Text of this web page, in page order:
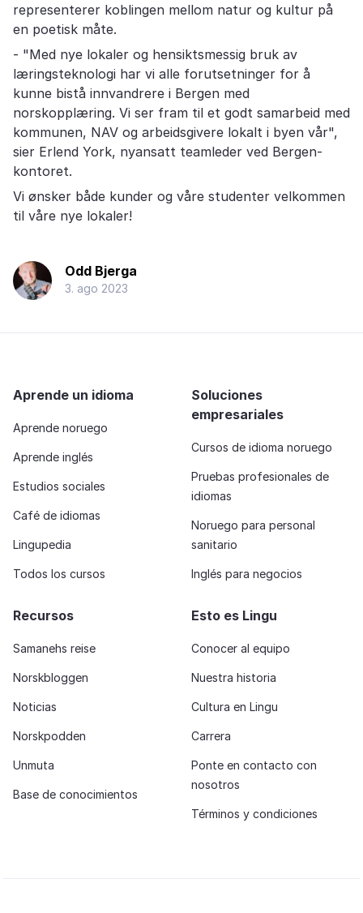
representerer koblingen mellom natur og kultur på
en poetisk måte.
- "Med nye lokaler og hensiktsmessig bruk av
læringsteknologi har vi alle forutsetninger for å
kunne bistå innvandrere i Bergen med
norskopplæring. Vi ser fram til et godt samarbeid med
kommunen, NAV og arbeidsgivere lokalt i byen vår",
sier Erlend York, nyansatt teamleder ved Bergen-
kontoret.
Vi ønsker både kunder og våre studenter velkommen
til våre nye lokaler!
Odd Bjerga
3. ago 2023
Aprende un idioma
Aprende noruego
Aprende inglés
Estudios sociales
Café de idiomas
Lingupedia
Todos los cursos
Soluciones
empresariales
Cursos de idioma noruego
Pruebas profesionales de
idiomas
Noruego para personal
sanitario
Inglés para negocios
Recursos
Samanehs reise
Norskbloggen
Noticias
Norskpodden
Unmuta
Base de conocimientos
Esto es Lingu
Conocer al equipo
Nuestra historia
Cultura en Lingu
Carrera
Ponte en contacto con
nosotros
Términos y condiciones